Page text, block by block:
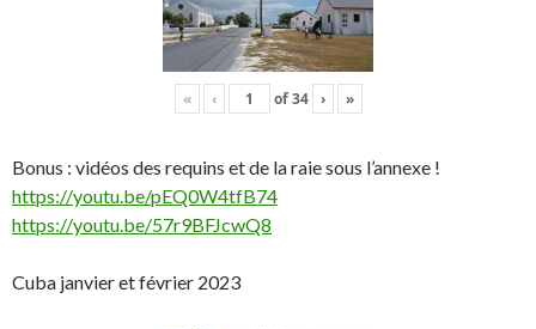
« ‹ of34 › »
Bonus : vidéos des requins et de la raie sous l’annexe !
https://youtu.be/pEQ0W4tfB74
https://youtu.be/57r9BFJcwQ8
Cuba janvier et février 2023